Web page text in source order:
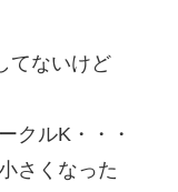
てないけど
クルK・・・
さくなった